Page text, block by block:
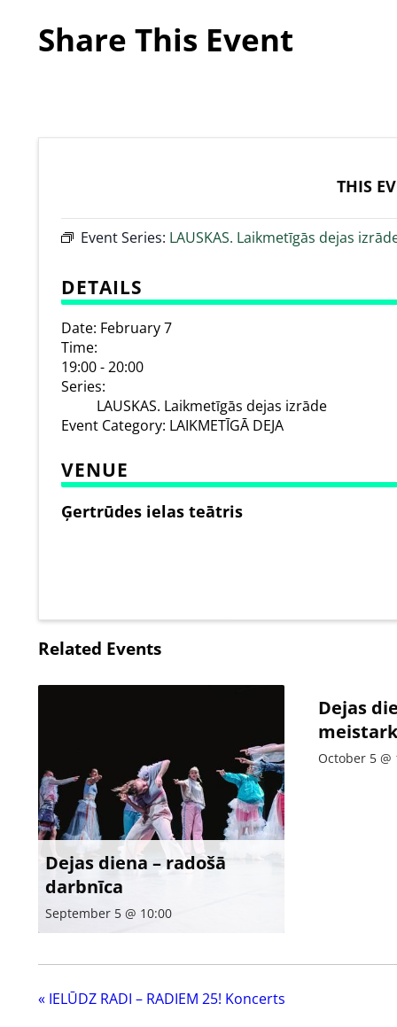
Share This Event
THIS
Event Series: LAUSKAS. Laikmetīgās dejas
DETAILS
Date: February 7
Time:
19:00 - 20:00
Series:
LAUSKAS. Laikmetīgās dejas izrāde
Event Category: LAIKMETĪGĀ DEJA
VENUE
Ģertrūdes ielas teātris
Related Events
Dejas diena – radošā
darbnīca
September 5 @ 10:00
Dejas
October 5 @
« IELŪDZ RADI – RADIEM 25! Koncerts